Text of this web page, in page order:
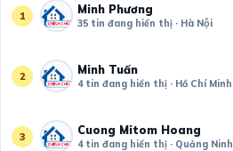
1 Minh Phương
35 tin đang hiển thị · Hà Nội
2 Minh Tuấn
4 tin đang hiển thị · Hồ Chí Minh
3 Cuong Mitom Hoang
4 tin đang hiển thị · Quảng Ninh